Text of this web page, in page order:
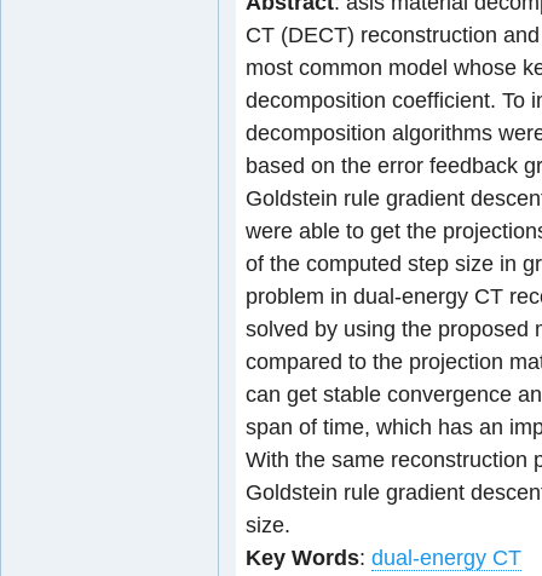
CT (DECT) reconstruction
most common model whose
decomposition coefficient. To
decomposition algorithms
based on the error feedback
Goldstein rule gradient
were able to get the
of the computed step size in
problem in dual-energy CT
solved by using the proposed
compared to the projection
can get stable convergence
span of time, which has an
With the same reconstruction
Goldstein rule gradient
size.
Key Words: dual-energy CT